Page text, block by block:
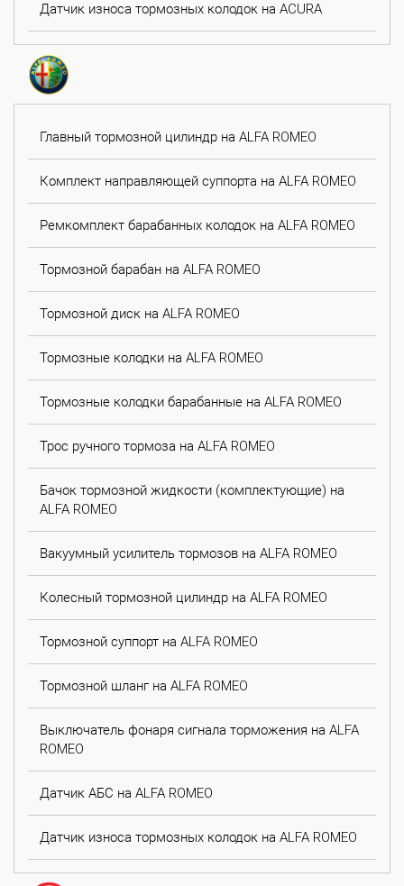
Датчик износа тормозных колодок на ACURA
Главный тормозной цилиндр на ALFA ROMEO
Комплект направляющей суппорта на ALFA ROMEO
Ремкомплект барабанных колодок на ALFA ROMEO
Тормозной барабан на ALFA ROMEO
Тормозной диск на ALFA ROMEO
Тормозные колодки на ALFA ROMEO
Тормозные колодки барабанные на ALFA ROMEO
Трос ручного тормоза на ALFA ROMEO
Бачок тормозной жидкости (комплектующие) на
ALFA ROMEO
Вакуумный усилитель тормозов на ALFA ROMEO
Колесный тормозной цилиндр на ALFA ROMEO
Тормозной суппорт на ALFA ROMEO
Тормозной шланг на ALFA ROMEO
Выключатель фонаря сигнала торможения на ALFA
ROMEO
Датчик АБС на ALFA ROMEO
Датчик износа тормозных колодок на ALFA ROMEO